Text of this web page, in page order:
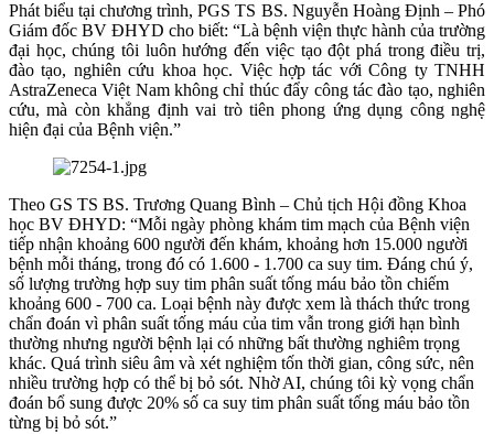
Phát biểu tại chương trình, PGS TS BS. Nguyễn Hoàng Định – Phó
Giám đốc BV ĐHYD cho biết: “Là bệnh viện thực hành của trường
đại học, chúng tôi luôn hướng đến việc tạo đột phá trong điều trị,
đào tạo, nghiên cứu khoa học. Việc hợp tác với Công ty TNHH
AstraZeneca Việt Nam không chỉ thúc đẩy công tác đào tạo, nghiên
cứu, mà còn khẳng định vai trò tiên phong ứng dụng công nghệ
hiện đại của Bệnh viện.”
Theo GS TS BS. Trương Quang Bình – Chủ tịch Hội đồng Khoa
học BV ĐHYD: “Mỗi ngày phòng khám tim mạch của Bệnh viện
tiếp nhận khoảng 600 người đến khám, khoảng hơn 15.000 người
bệnh mỗi tháng, trong đó có 1.600 - 1.700 ca suy tim. Đáng chú ý,
số lượng trường hợp suy tim phân suất tống máu bảo tồn chiếm
khoảng 600 - 700 ca. Loại bệnh này được xem là thách thức trong
chẩn đoán vì phân suất tống máu của tim vẫn trong giới hạn bình
thường nhưng người bệnh lại có những bất thường nghiêm trọng
khác. Quá trình siêu âm và xét nghiệm tốn thời gian, công sức, nên
nhiều trường hợp có thể bị bỏ sót. Nhờ AI, chúng tôi kỳ vọng chẩn
đoán bổ sung được 20% số ca suy tim phân suất tống máu bảo tồn
từng bị bỏ sót.”